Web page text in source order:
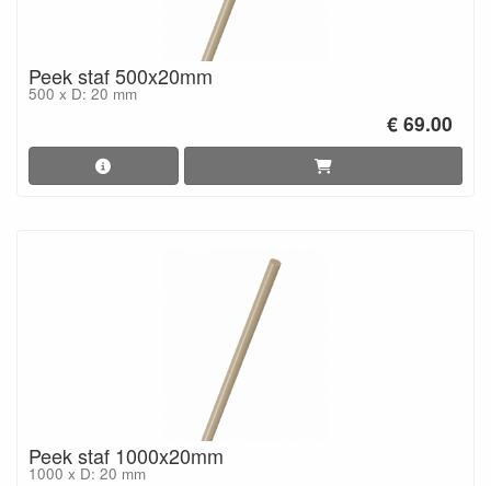
Peek staf 500x20mm
500 x D: 20 mm
€ 69.00
Peek staf 1000x20mm
1000 x D: 20 mm